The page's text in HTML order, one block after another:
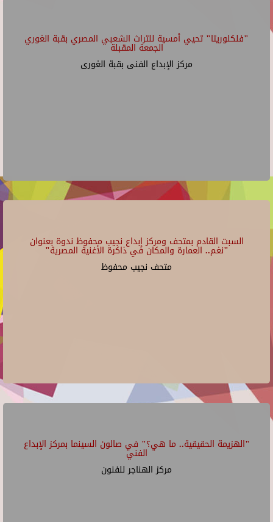
"فلكلوريتا" تحيي أمسية للتراث الشعبي المصري بقبة الغوري
الجمعة المقبلة
مركز الإبداع الفنى بقبة الغورى
السبت القادم بمتحف ومركز إبداع نجيب محفوظ ندوة بعنوان
"نغم.. العمارة والمكان في ذاكرة الأغنية المصرية"
متحف نجيب محفوظ
"الهزيمة الحقيقية.. ما هي؟" في صالون السينما بمركز الإبداع
الفني
مركز الهناجر للفنون